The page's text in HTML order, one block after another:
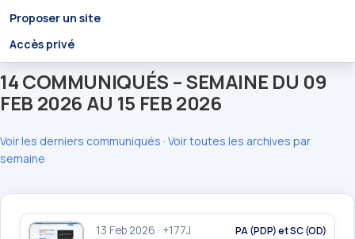
Proposer un site
Accès privé
14 COMMUNIQUÉS – SEMAINE DU 09
FEB 2026 AU 15 FEB 2026
Voir les derniers communiqués · Voir toutes les archives par
semaine
13 Feb 2026 · +177J PA (PDP) et SC (OD)